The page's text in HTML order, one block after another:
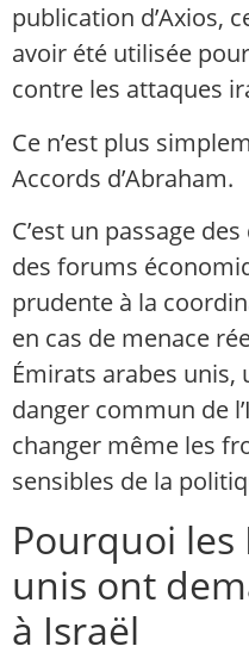
publication d’Axios,
avoir été utilisée
contre les attaques
Ce n’est plus
Accords d’Abraham.
C’est un passage
des forums
prudente à la
en cas de menace
Émirats arabes unis,
danger commun de
changer même les
sensibles de la
Pourquoi les
unis ont
à Israël